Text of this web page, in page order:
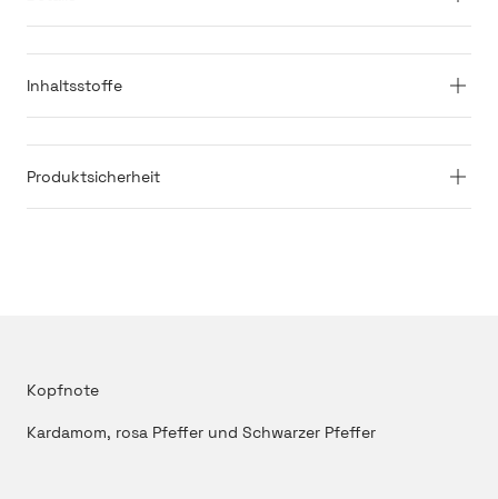
Inhaltsstoffe
Produktsicherheit
Kopfnote
Kardamom, rosa Pfeffer und Schwarzer Pfeffer